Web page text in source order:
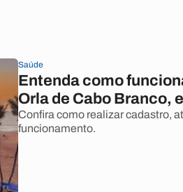
Saúde
Entenda como
Orla de Cabo Branco,
Confira como realizar cadastro,
funcionamento.